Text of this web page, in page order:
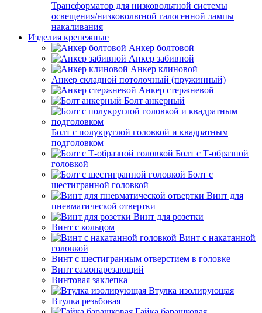
Трансформатор для низковольтной системы
освещения/низковольтной галогенной лампы
накаливания
Изделия крепежные
Анкер болтовой
Анкер забивной
Анкер клиновой
Анкер складной потолочный (пружинный)
Анкер стержневой
Болт анкерный
Болт с полукруглой головкой и квадратным
подголовком
Болт с Т-образной
головкой
Болт с
шестигранной головкой
Винт для
пневматической отвертки
Винт для розетки
Винт с кольцом
Винт с накатанной
головкой
Винт с шестигранным отверстием в головке
Винт самонарезающий
Винтовая заклепка
Втулка изолирующая
Втулка резьбовая